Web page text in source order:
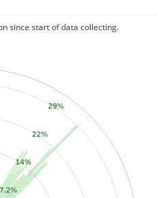
since start of data collecting.